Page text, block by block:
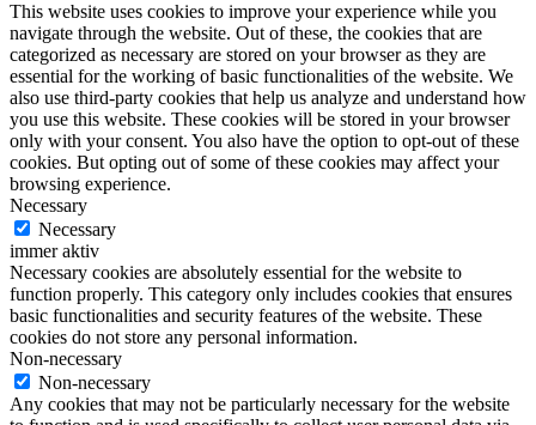
This website uses cookies to improve your experience while you
navigate through the website. Out of these, the cookies that are
categorized as necessary are stored on your browser as they are
essential for the working of basic functionalities of the website. We
also use third-party cookies that help us analyze and understand how
you use this website. These cookies will be stored in your browser
only with your consent. You also have the option to opt-out of these
cookies. But opting out of some of these cookies may affect your
browsing experience.
Necessary
Necessary
immer aktiv
Necessary cookies are absolutely essential for the website to
function properly. This category only includes cookies that ensures
basic functionalities and security features of the website. These
cookies do not store any personal information.
Non-necessary
Non-necessary
Any cookies that may not be particularly necessary for the website